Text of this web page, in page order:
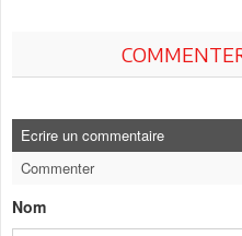
Ecrire un commentaire
Commenter
Nom